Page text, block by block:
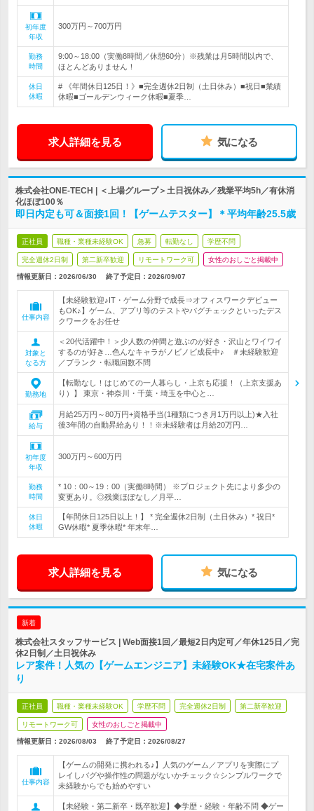
初年度
年収
300万円～700万円
勤務
時間
9:00～18:00（実働8時間／休憩60分）※残業は月5時間以内で、
ほとんどありません！
休日
休暇
# 《年間休日125日！》■完全週休2日制（土日休み）■祝日■業績
休暇■ゴールデンウィーク休暇■夏季…
求人詳細を見る 気になる
株式会社ONE-TECH | ＜上場グループ＞土日祝休み／残業平均5h／有休消
化ほぼ100％
即日内定も可＆面接1回！【ゲームテスター】＊平均年齢25.5歳
正社員 職種・業種未経験OK 急募 転勤なし 学歴不問
完全週休2日制 第二新卒歓迎 リモートワーク可 女性のおしごと掲載中
情報更新日：2026/06/30 終了予定日： 2026/09/07
仕事内容
【未経験歓迎♪IT・ゲーム分野で成長⇒オフィスワークデビュー
もOK♪】ゲーム、アプリ等のテストやバグチェックといったデス
クワークをお任せ
対象と
なる方
＜20代活躍中！＞少人数の仲間と遊ぶのが好き・沢山とワイワイ
するのが好き…色んなキャラがノビノビ成長中♪ ＃未経験歓迎
／ブランク・転職回数不問
勤務地
【転勤なし！はじめての一人暮らし・上京も応援！（上京支援あ
り）】 東京・神奈川・千葉・埼玉を中心と…
給与
月給25万円～80万円+資格手当(1種類につき月1万円以上)★入社
後3年間の自動昇給あり！！※未経験者は月給20万円…
初年度
年収
300万円～600万円
勤務
時間
* 10：00～19：00（実働8時間） ※プロジェクト先により多少の
変更あり。◎残業ほぼなし／月平…
休日
休暇
【年間休日125日以上！】 * 完全週休2日制（土日休み）* 祝日*
GW休暇* 夏季休暇* 年末年…
求人詳細を見る 気になる
新着
株式会社スタッフサービス | Web面接1回／最短2日内定可／年休125日／完
休2日制／土日祝休み
レア案件！人気の【ゲームエンジニア】未経験OK★在宅案件あ
り
正社員 職種・業種未経験OK 学歴不問 完全週休2日制 第二新卒歓迎
リモートワーク可 女性のおしごと掲載中
情報更新日：2026/08/03 終了予定日： 2026/08/27
仕事内容
【ゲームの開発に携われる♪】人気のゲーム／アプリを実際にプ
レイしバグや操作性の問題がないかチェック☆シンプルワークで
未経験からでも始めやすい
【未経験・第二新卒・既卒歓迎】◆学歴・経験・年齢不問 ◆ゲー